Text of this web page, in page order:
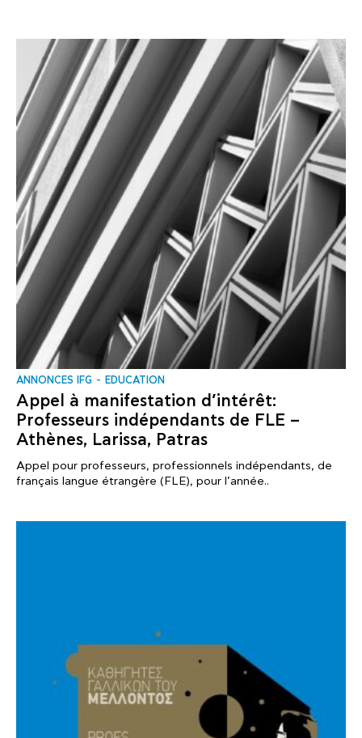
ANNONCES IFG EDUCATION
Appel à manifestation d’intérêt:
Professeurs indépendants de FLE –
Athènes, Larissa, Patras
Appel pour professeurs, professionnels indépendants, de
français langue étrangère (FLE), pour l’année..